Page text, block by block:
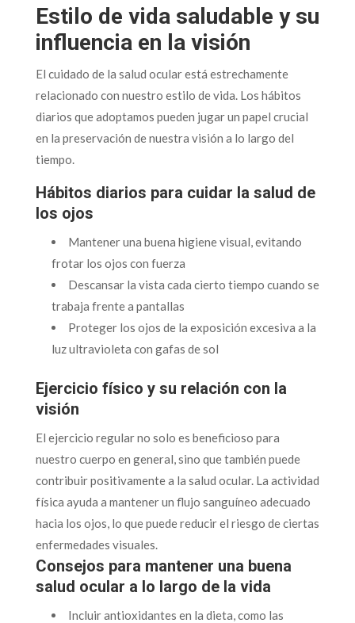
Estilo de vida saludable y su
influencia en la visión
El cuidado de la salud ocular está estrechamente
relacionado con nuestro estilo de vida. Los hábitos
diarios que adoptamos pueden jugar un papel crucial
en la preservación de nuestra visión a lo largo del
tiempo.
Hábitos diarios para cuidar la salud de
los ojos
Mantener una buena higiene visual, evitando
frotar los ojos con fuerza
Descansar la vista cada cierto tiempo cuando se
trabaja frente a pantallas
Proteger los ojos de la exposición excesiva a la
luz ultravioleta con gafas de sol
Ejercicio físico y su relación con la
visión
El ejercicio regular no solo es beneficioso para
nuestro cuerpo en general, sino que también puede
contribuir positivamente a la salud ocular. La actividad
física ayuda a mantener un flujo sanguíneo adecuado
hacia los ojos, lo que puede reducir el riesgo de ciertas
enfermedades visuales.
Consejos para mantener una buena
salud ocular a lo largo de la vida
Incluir antioxidantes en la dieta, como las